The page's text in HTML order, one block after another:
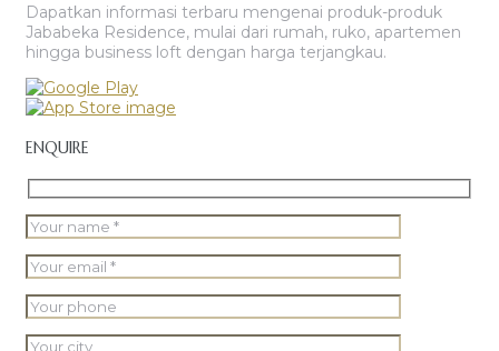
Dapatkan informasi terbaru mengenai produk-produk
Jababeka Residence, mulai dari rumah, ruko, apartemen
hingga business loft dengan harga terjangkau.
ENQUIRE